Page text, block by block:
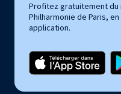
Profitez gratuitement du
Philharmonie de Paris,
application.